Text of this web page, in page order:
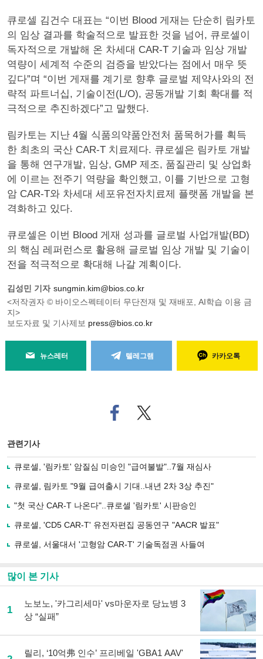
큐로셀 김건수 대표는 “이번 Blood 게재는 단순히 림카토
의 임상 결과를 학술적으로 발표한 것을 넘어, 큐로셀이
독자적으로 개발해 온 차세대 CAR-T 기술과 임상 개발
역량이 세계적 수준의 검증을 받았다는 점에서 매우 뜻
깊다”며 “이번 게재를 계기로 향후 글로벌 제약사와의 전
략적 파트너십, 기술이전(L/O), 공동개발 기회 확대를 적
극적으로 추진하겠다”고 말했다.
림카토는 지난 4월 식품의약품안전처 품목허가를 획득
한 최초의 국산 CAR-T 치료제다. 큐로셀은 림카토 개발
을 통해 연구개발, 임상, GMP 제조, 품질관리 및 상업화
에 이르는 전주기 역량을 확인했고, 이를 기반으로 고형
암 CAR-T와 차세대 세포유전자치료제 플랫폼 개발을 본
격화하고 있다.
큐로셀은 이번 Blood 게재 성과를 글로벌 사업개발(BD)
의 핵심 레퍼런스로 활용해 글로벌 임상 개발 및 기술이
전을 적극적으로 확대해 나갈 계획이다.
김성민 기자 sungmin.kim@bios.co.kr
<저작권자 © 바이오스펙테이터 무단전재 및 재배포, AI학습 이용 금
지>
보도자료 및 기사제보 press@bios.co.kr
뉴스레터 텔레그램 카카오톡
페
이
로
기
사
유
기
트위
터로
관련기사
큐로셀, '림카토' 암질심 미승인 "급여불발"..7월 재심사
큐로셀, 림카토 "9월 급여출시 기대..내년 2차 3상 추진"
"첫 국산 CAR-T 나온다"..큐로셀 '림카토' 시판승인
큐로셀, 'CD5 CAR-T' 유전자편집 공동연구 "AACR 발표"
큐로셀, 서울대서 '고형암 CAR-T' 기술독점권 사들여
많이 본 기사
1
노보노, '카그리세마' vs마운자로 당뇨병 3
상 “실패”
릴리, ‘10억弗 인수’ 프리베일 'GBA1 AAV'